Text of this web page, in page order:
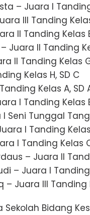
– Juara I Tanding
III Tanding
II Tanding Kelas
Juara II Tanding
II Tanding Kelas
Kelas H, SD C
Kelas A, SD
I Tanding Kelas
I Seni Tunggal
I Tanding Kelas
I Tanding Kelas
– Juara II
– Juara I Tanding
Juara III Tanding
Bidang